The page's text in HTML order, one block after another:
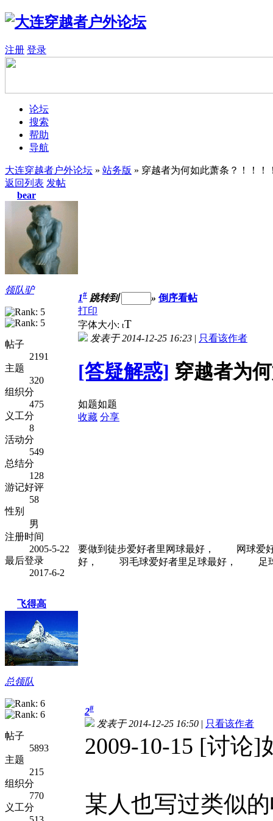
注册 登录
论坛
搜索
帮助
导航
大连穿越者户外论坛 » 站务版 » 穿越者为何如此萧条？！！！
返回列表 发帖
bear
领队驴
帖子
2191
主题
320
组织分
475
义工分
8
活动分
549
总结分
128
游记好评
58
性别
男
注册时间
2005-5-22
最后登录
2017-6-2
1# 跳转到 » 倒序看帖
打印
字体大小: tT
发表于 2014-12-25 16:23 | 只看该作者
[答疑解惑] 穿越者为
如题如题
收藏 分享
要做到徒步爱好者里网球最好， 网球
好， 羽毛球爱好者里足球最好， 足球爱
飞得高
总领队
帖子
5893
主题
215
组织分
770
义工分
2#
发表于 2014-12-25 16:50 | 只看该作者
2009-10-15 [讨论
某人也写过类似